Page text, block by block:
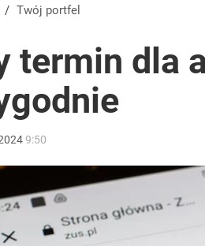
/ Twój portfel
termin dla
9:50